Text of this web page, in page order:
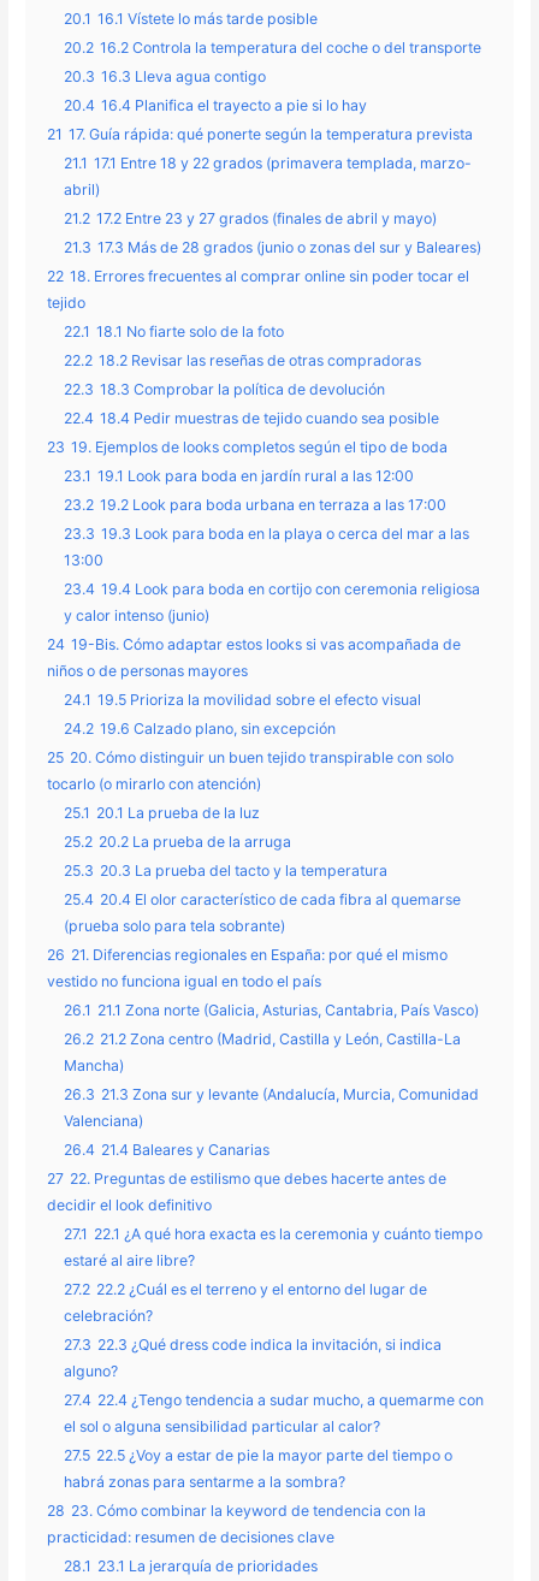
20.1 16.1 Vístete lo más tarde posible
20.2 16.2 Controla la temperatura del coche o del transporte
20.3 16.3 Lleva agua contigo
20.4 16.4 Planifica el trayecto a pie si lo hay
21 17. Guía rápida: qué ponerte según la temperatura prevista
21.1 17.1 Entre 18 y 22 grados (primavera templada, marzo-
abril)
21.2 17.2 Entre 23 y 27 grados (finales de abril y mayo)
21.3 17.3 Más de 28 grados (junio o zonas del sur y Baleares)
22 18. Errores frecuentes al comprar online sin poder tocar el
tejido
22.1 18.1 No fiarte solo de la foto
22.2 18.2 Revisar las reseñas de otras compradoras
22.3 18.3 Comprobar la política de devolución
22.4 18.4 Pedir muestras de tejido cuando sea posible
23 19. Ejemplos de looks completos según el tipo de boda
23.1 19.1 Look para boda en jardín rural a las 12:00
23.2 19.2 Look para boda urbana en terraza a las 17:00
23.3 19.3 Look para boda en la playa o cerca del mar a las
13:00
23.4 19.4 Look para boda en cortijo con ceremonia religiosa
y calor intenso (junio)
24 19-Bis. Cómo adaptar estos looks si vas acompañada de
niños o de personas mayores
24.1 19.5 Prioriza la movilidad sobre el efecto visual
24.2 19.6 Calzado plano, sin excepción
25 20. Cómo distinguir un buen tejido transpirable con solo
tocarlo (o mirarlo con atención)
25.1 20.1 La prueba de la luz
25.2 20.2 La prueba de la arruga
25.3 20.3 La prueba del tacto y la temperatura
25.4 20.4 El olor característico de cada fibra al quemarse
(prueba solo para tela sobrante)
26 21. Diferencias regionales en España: por qué el mismo
vestido no funciona igual en todo el país
26.1 21.1 Zona norte (Galicia, Asturias, Cantabria, País Vasco)
26.2 21.2 Zona centro (Madrid, Castilla y León, Castilla-La
Mancha)
26.3 21.3 Zona sur y levante (Andalucía, Murcia, Comunidad
Valenciana)
26.4 21.4 Baleares y Canarias
27 22. Preguntas de estilismo que debes hacerte antes de
decidir el look definitivo
27.1 22.1 ¿A qué hora exacta es la ceremonia y cuánto tiempo
estaré al aire libre?
27.2 22.2 ¿Cuál es el terreno y el entorno del lugar de
celebración?
27.3 22.3 ¿Qué dress code indica la invitación, si indica
alguno?
27.4 22.4 ¿Tengo tendencia a sudar mucho, a quemarme con
el sol o alguna sensibilidad particular al calor?
27.5 22.5 ¿Voy a estar de pie la mayor parte del tiempo o
habrá zonas para sentarme a la sombra?
28 23. Cómo combinar la keyword de tendencia con la
practicidad: resumen de decisiones clave
28.1 23.1 La jerarquía de prioridades